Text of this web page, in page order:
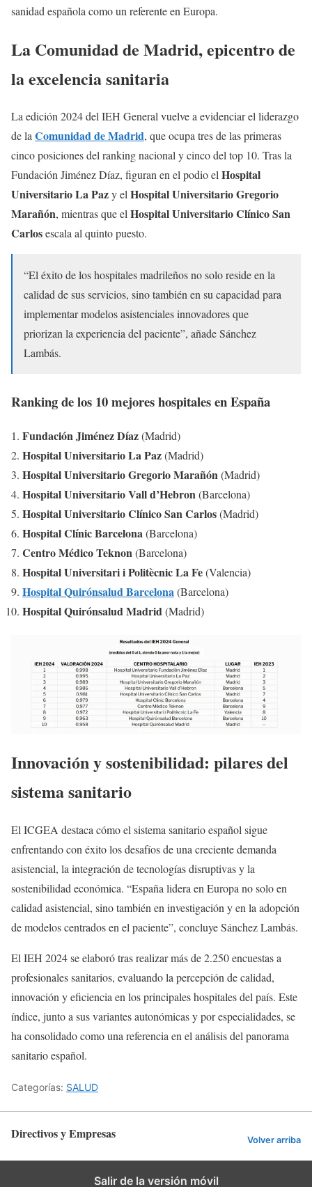
sanidad española como un referente en Europa.
La Comunidad de Madrid, epicentro de
la excelencia sanitaria
La edición 2024 del IEH General vuelve a evidenciar el liderazgo
de laComunidad de Madrid, que ocupa tres de las primeras
cinco posiciones del ranking nacional y cinco del top 10. Tras la
Fundación Jiménez Díaz, figuran en el podio elHospital
Universitario La Pazy elHospital Universitario Gregorio
Marañón, mientras que elHospital Universitario Clínico San
Carlosescala al quinto puesto.
“El éxito de los hospitales madrileños no solo reside en la
calidad de sus servicios, sino también en su capacidad para
implementar modelos asistenciales innovadores que
priorizan la experiencia del paciente”, añade Sánchez
Lambás.
Ranking de los 10 mejores hospitales en España
Fundación Jiménez Díaz(Madrid)
Hospital Universitario La Paz(Madrid)
Hospital Universitario Gregorio Marañón(Madrid)
Hospital Universitario Vall d’Hebron(Barcelona)
Hospital Universitario Clínico San Carlos(Madrid)
Hospital Clínic Barcelona(Barcelona)
Centro Médico Teknon(Barcelona)
Hospital Universitari i Politècnic La Fe(Valencia)
Hospital Quirónsalud Barcelona(Barcelona)
Hospital Quirónsalud Madrid(Madrid)
Innovación y sostenibilidad: pilares del
sistema sanitario
El ICGEA destaca cómo el sistema sanitario español sigue
enfrentando con éxito los desafíos de una creciente demanda
asistencial, la integración de tecnologías disruptivas y la
sostenibilidad económica. “España lidera en Europa no solo en
calidad asistencial, sino también en investigación y en la adopción
de modelos centrados en el paciente”, concluye Sánchez Lambás.
El IEH 2024 se elaboró tras realizar más de 2.250 encuestas a
profesionales sanitarios, evaluando la percepción de calidad,
innovación y eficiencia en los principales hospitales del país. Este
índice, junto a sus variantes autonómicas y por especialidades, se
ha consolidado como una referencia en el análisis del panorama
sanitario español.
Categorías: SALUD
Directivos y Empresas Volver arriba
Salir de la versión móvil